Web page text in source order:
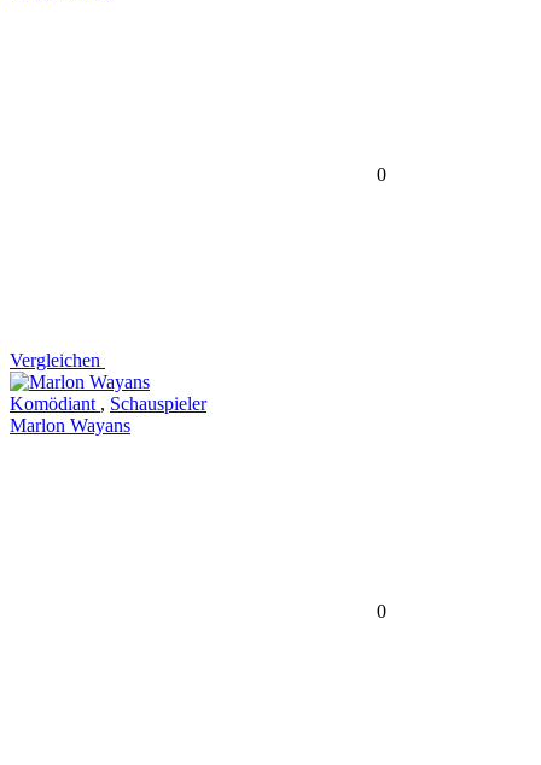
0
Vergleichen
Komödiant , Schauspieler
Marlon Wayans
0